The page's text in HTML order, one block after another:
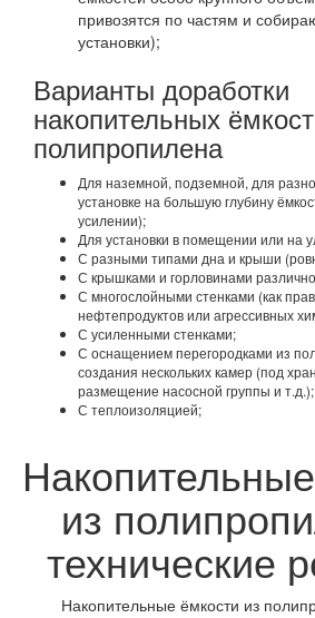
привозятся по частям и
установки);
Варианты доработки
накопительных
полипропилена
Для наземной, подземной, для
установке на большую глубину
усилении);
Для установки в помещении или на
С разными типами дна и крыши
С крышками и горловинами
С многослойными стенками (как
нефтепродуктов или агрессивных
С усиленными стенками;
С оснащением перегородками из
создания нескольких камер (под
размещение насосной группы и т.д.);
С теплоизоляцией;
из
технические
Накопительные ёмкости из